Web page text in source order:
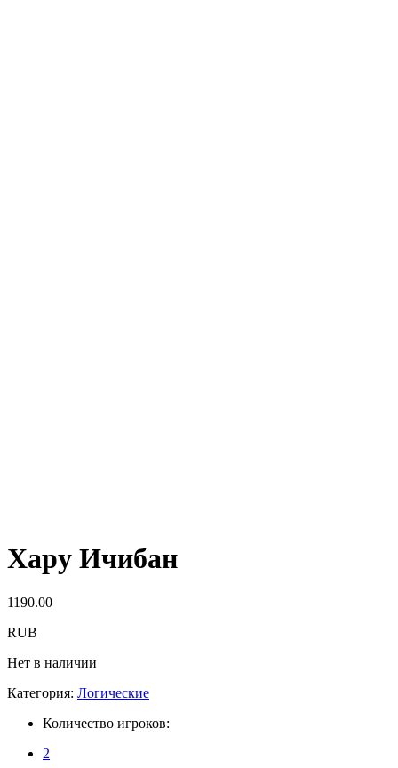
Хару Ичибан
1190.00
RUB
Нет в наличии
Категория: Логические
Количество игроков:
2